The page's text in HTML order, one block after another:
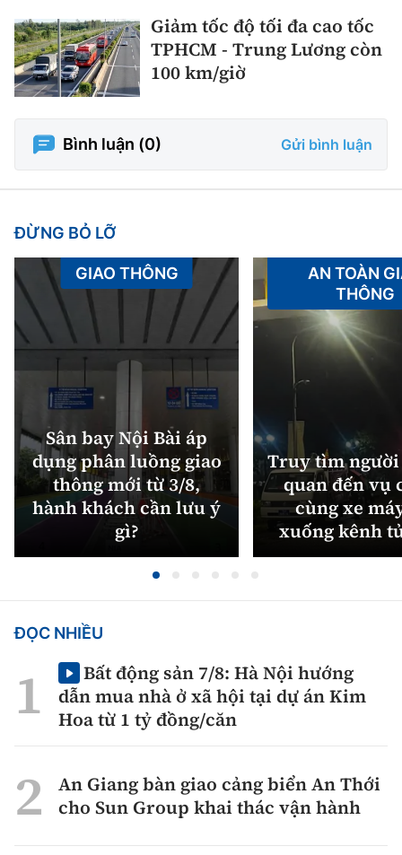
Giảm tốc độ tối đa cao tốc
TPHCM - Trung Lương còn
100 km/giờ
Bình luận (0) Gửi bình luận
ĐỪNG BỎ LỠ
Sân bay Nội Bài áp
dụng phân luồng giao
thông mới từ 3/8,
hành khách cần lưu ý
gì?
GIAO THÔNG
Truy tìm
quan đến vụ
cùng xe
xuống kênh
AN TOÀN
THÔNG
ĐỌC NHIỀU
Bất động sản 7/8: Hà Nội hướng
dẫn mua nhà ở xã hội tại dự án Kim
Hoa từ 1 tỷ đồng/căn
An Giang bàn giao cảng biển An Thới
cho Sun Group khai thác vận hành